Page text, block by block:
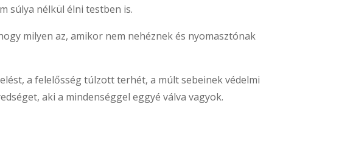
súlya nélkül élni testben is.
milyen az, amikor nem nehéznek és nyomasztónak
a felelősség túlzott terhét, a múlt sebeinek védelmi
aki a mindenséggel eggyé válva vagyok.